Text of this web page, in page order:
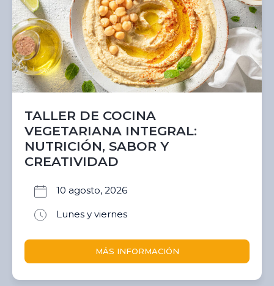
TALLER DE COCINA
VEGETARIANA INTEGRAL:
NUTRICIÓN, SABOR Y
CREATIVIDAD
10 agosto, 2026
Lunes y viernes
MÁS INFORMACIÓN